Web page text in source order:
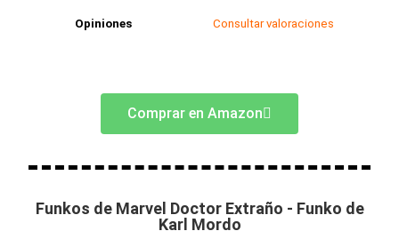
Opiniones Consultar valoraciones
Comprar en Amazon
Funkos de Marvel Doctor Extraño - Funko de
Karl Mordo